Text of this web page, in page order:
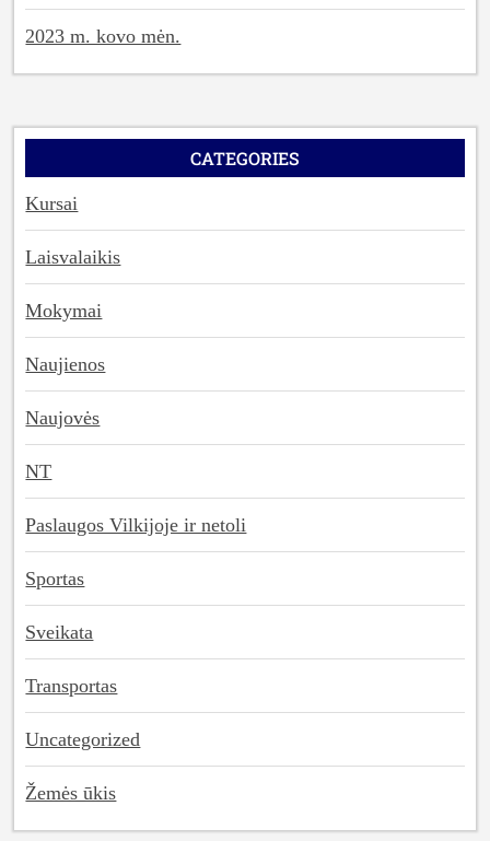
2023 m. kovo mėn.
CATEGORIES
Kursai
Laisvalaikis
Mokymai
Naujienos
Naujovės
NT
Paslaugos Vilkijoje ir netoli
Sportas
Sveikata
Transportas
Uncategorized
Žemės ūkis